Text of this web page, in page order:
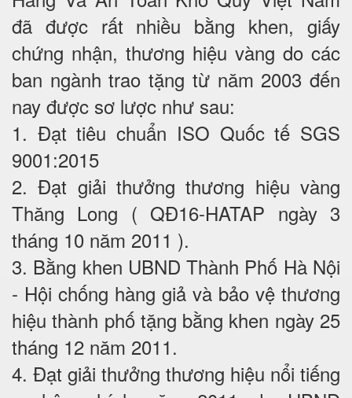
đã được rất nhiều bằng khen, giấy
chứng nhận, thương hiệu vàng do các
ban ngành trao tặng từ năm 2003 đến
nay được sơ lược như sau:
1. Đạt tiêu chuẩn ISO Quốc tế SGS
9001:2015
2. Đạt giải thưởng thương hiệu vàng
Thăng Long ( QĐ16-HATAP ngày 3
tháng 10 năm 2011 ).
3. Bằng khen UBND Thành Phố Hà Nội
- Hội chống hàng giả và bảo vệ thương
hiệu thành phố tặng bằng khen ngày 25
tháng 12 năm 2011.
4. Đạt giải thưởng thương hiệu nổi tiếng